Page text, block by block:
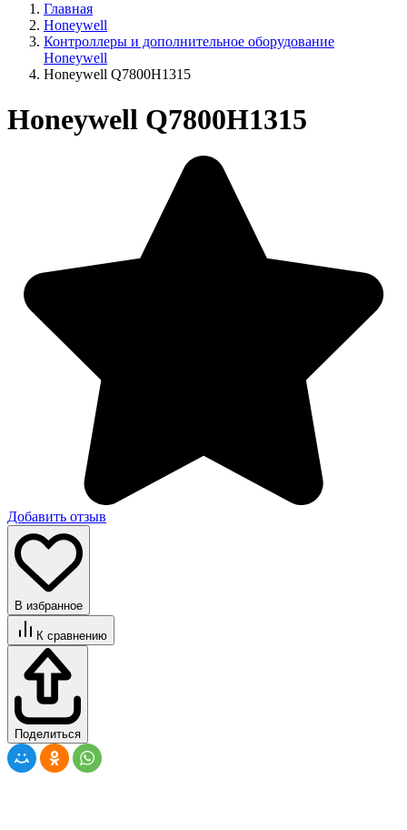
Главная
Honeywell
Контроллеры и дополнительное оборудование
Honeywell
Honeywell Q7800H1315
Honeywell Q7800H1315
Добавить отзыв
В избранное
К сравнению
Поделиться